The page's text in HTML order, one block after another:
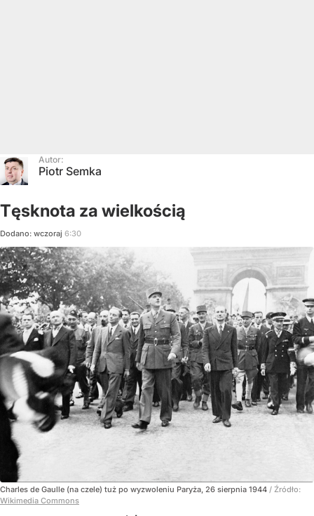
Autor:
Piotr Semka
Tęsknota za wielkością
Dodano: wczoraj 6:30
Charles de Gaulle (na czele) tuż po wyzwoleniu Paryża, 26 sierpnia 1944 / Źródło:
Wikimedia Commons